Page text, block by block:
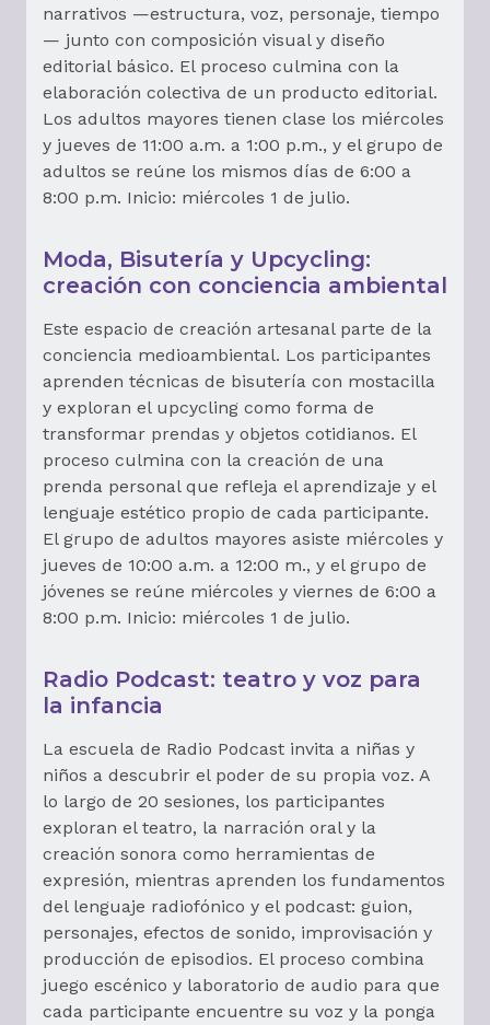
narrativos —estructura, voz, personaje, tiempo
— junto con composición visual y diseño
editorial básico. El proceso culmina con la
elaboración colectiva de un producto editorial.
Los adultos mayores tienen clase los miércoles
y jueves de 11:00 a.m. a 1:00 p.m., y el grupo de
adultos se reúne los mismos días de 6:00 a
8:00 p.m. Inicio: miércoles 1 de julio.
Moda, Bisutería y Upcycling:
creación con conciencia ambiental
Este espacio de creación artesanal parte de la
conciencia medioambiental. Los participantes
aprenden técnicas de bisutería con mostacilla
y exploran el upcycling como forma de
transformar prendas y objetos cotidianos. El
proceso culmina con la creación de una
prenda personal que refleja el aprendizaje y el
lenguaje estético propio de cada participante.
El grupo de adultos mayores asiste miércoles y
jueves de 10:00 a.m. a 12:00 m., y el grupo de
jóvenes se reúne miércoles y viernes de 6:00 a
8:00 p.m. Inicio: miércoles 1 de julio.
Radio Podcast: teatro y voz para
la infancia
La escuela de Radio Podcast invita a niñas y
niños a descubrir el poder de su propia voz. A
lo largo de 20 sesiones, los participantes
exploran el teatro, la narración oral y la
creación sonora como herramientas de
expresión, mientras aprenden los fundamentos
del lenguaje radiofónico y el podcast: guion,
personajes, efectos de sonido, improvisación y
producción de episodios. El proceso combina
juego escénico y laboratorio de audio para que
cada participante encuentre su voz y la ponga